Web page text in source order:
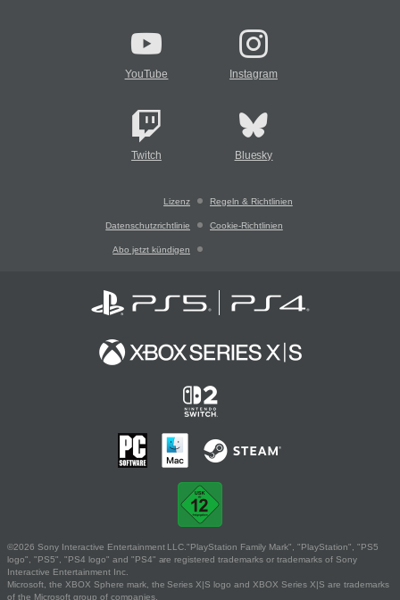
YouTube Instagram
Twitch Bluesky
Lizenz Regeln & Richtlinien
Datenschutzrichtlinie Cookie-Richtlinien
Abo jetzt kündigen
©2026 Sony Interactive Entertainment LLC."PlayStation Family Mark", "PlayStation", "PS5
logo", "PS5", "PS4 logo" and "PS4" are registered trademarks or trademarks of Sony
Interactive Entertainment Inc.
Microsoft, the XBOX Sphere mark, the Series X|S logo and XBOX Series X|S are trademarks
of the Microsoft group of companies.